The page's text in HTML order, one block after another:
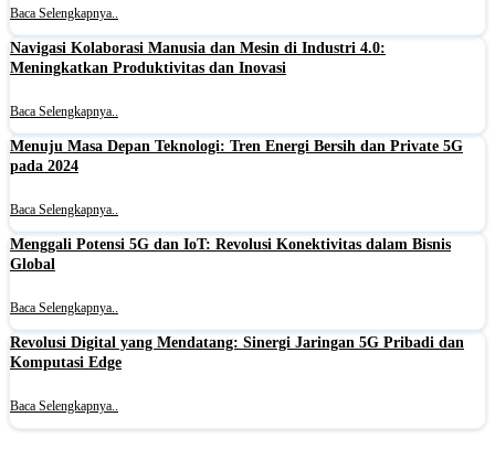
Baca Selengkapnya..
Navigasi Kolaborasi Manusia dan Mesin di Industri 4.0:
Meningkatkan Produktivitas dan Inovasi
Baca Selengkapnya..
Menuju Masa Depan Teknologi: Tren Energi Bersih dan Private 5G
pada 2024
Baca Selengkapnya..
Menggali Potensi 5G dan IoT: Revolusi Konektivitas dalam Bisnis
Global
Baca Selengkapnya..
Revolusi Digital yang Mendatang: Sinergi Jaringan 5G Pribadi dan
Komputasi Edge
Baca Selengkapnya..